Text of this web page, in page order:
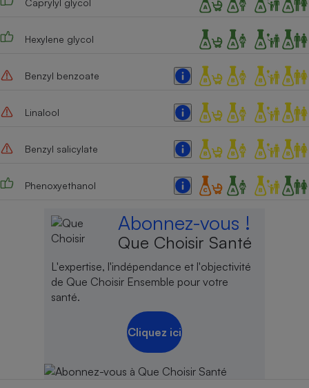
Caprylyl glycol
Hexylene glycol
Benzyl benzoate
Linalool
Benzyl salicylate
Phenoxyethanol
Abonnez-vous !
Que Choisir Santé
L'expertise, l'indépendance et l'objectivité
de Que Choisir Ensemble pour votre
santé.
Cliquez ici